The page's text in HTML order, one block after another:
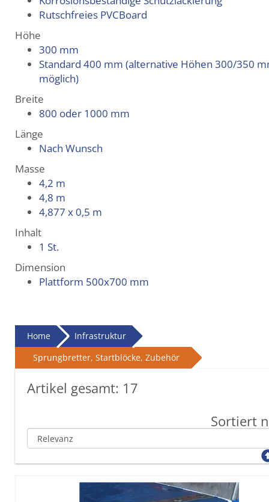
Rutschfreies PVCBoard
Höhe
300 mm
Standard 400 mm (alternative Höhen 300/350
möglich)
Breite
800 oder 1000 mm
Länge
Nach Wunsch
Masse
4,2 m
4,8 m
4,877 x 0,5 m
Inhalt
1 St.
Dimension
Plattform 500x700 mm
Home
Infrastruktur
Sprungbretter, Startblöcke, Zubehör
Artikel gesamt: 17
Sortiert